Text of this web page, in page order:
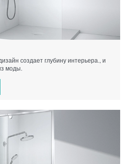
создает глубину интерьера., и
моды.